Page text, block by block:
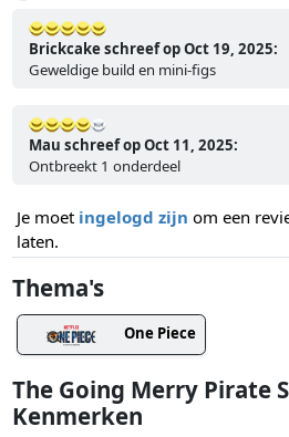
Brickcake schreef op Oct 19, 2025:
Geweldige build en mini-figs
Mau schreef op Oct 11, 2025:
Ontbreekt 1 onderdeel
Je moet ingelogd zijn om een
laten.
Thema's
One Piece
The Going Merry Pirate
Kenmerken